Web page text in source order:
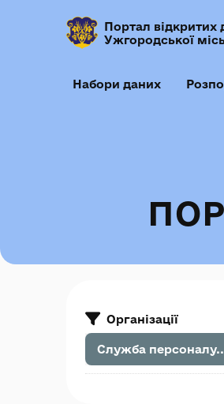
Портал відкритих
Ужгородської
Набори даних
Організації
Служба